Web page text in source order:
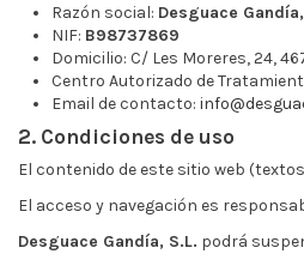
Razón social: Desguace
NIF: B98737869
Domicilio: C/ Les Moreres, 24,
Centro Autorizado de
Email de contacto:
2. Condiciones de uso
El contenido de este sitio web
El acceso y navegación es
Desguace Gandía, S.L. podrá